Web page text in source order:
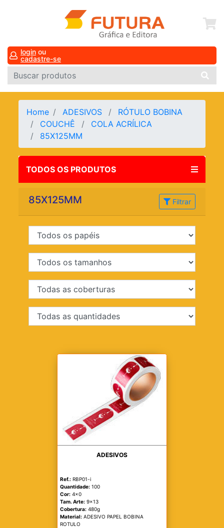
login ou
cadastre-se
Home ADESIVOS
RÓTULO BOBINA
COUCHÊ
COLA ACRÍLICA
85X125MM
TODOS OS PRODUTOS
85X125MM Filtrar
ADESIVOS
Ref.: RBP01-i
Quantidade: 100
Cor: 4x0
Tam. Arte: 9x13
Cobertura: 480g
Material: ADESIVO PAPEL BOBINA
ROTULO